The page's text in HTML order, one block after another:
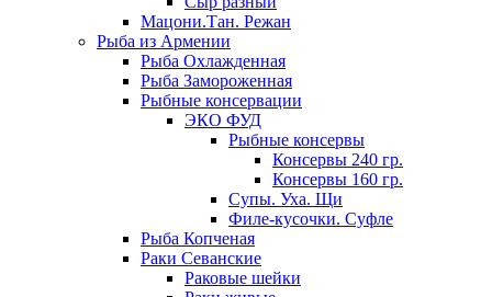
Мацони.Тан. Режан
Рыба из Армении
Рыба Охлажденная
Рыба Замороженная
Рыбные консервации
ЭКО ФУД
Рыбные консервы
Консервы 240 гр.
Консервы 160 гр.
Супы. Уха. Щи
Филе-кусочки. Суфле
Рыба Копченая
Раки Севанские
Раковые шейки